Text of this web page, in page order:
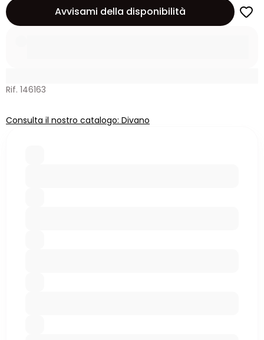
Avvisami della disponibilità
Rif. 146163
Consulta il nostro catalogo: Divano